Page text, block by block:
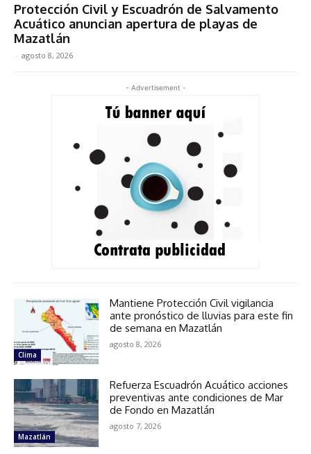
Protección Civil y Escuadrón de Salvamento
Acuático anuncian apertura de playas de
Mazatlán
- agosto 8, 2026
- Advertisement -
Clima
Mantiene Protección Civil vigilancia
ante pronóstico de lluvias para este fin
de semana en Mazatlán
agosto 8, 2026
Mazatlán
Refuerza Escuadrón Acuático acciones
preventivas ante condiciones de Mar
de Fondo en Mazatlán
agosto 7, 2026